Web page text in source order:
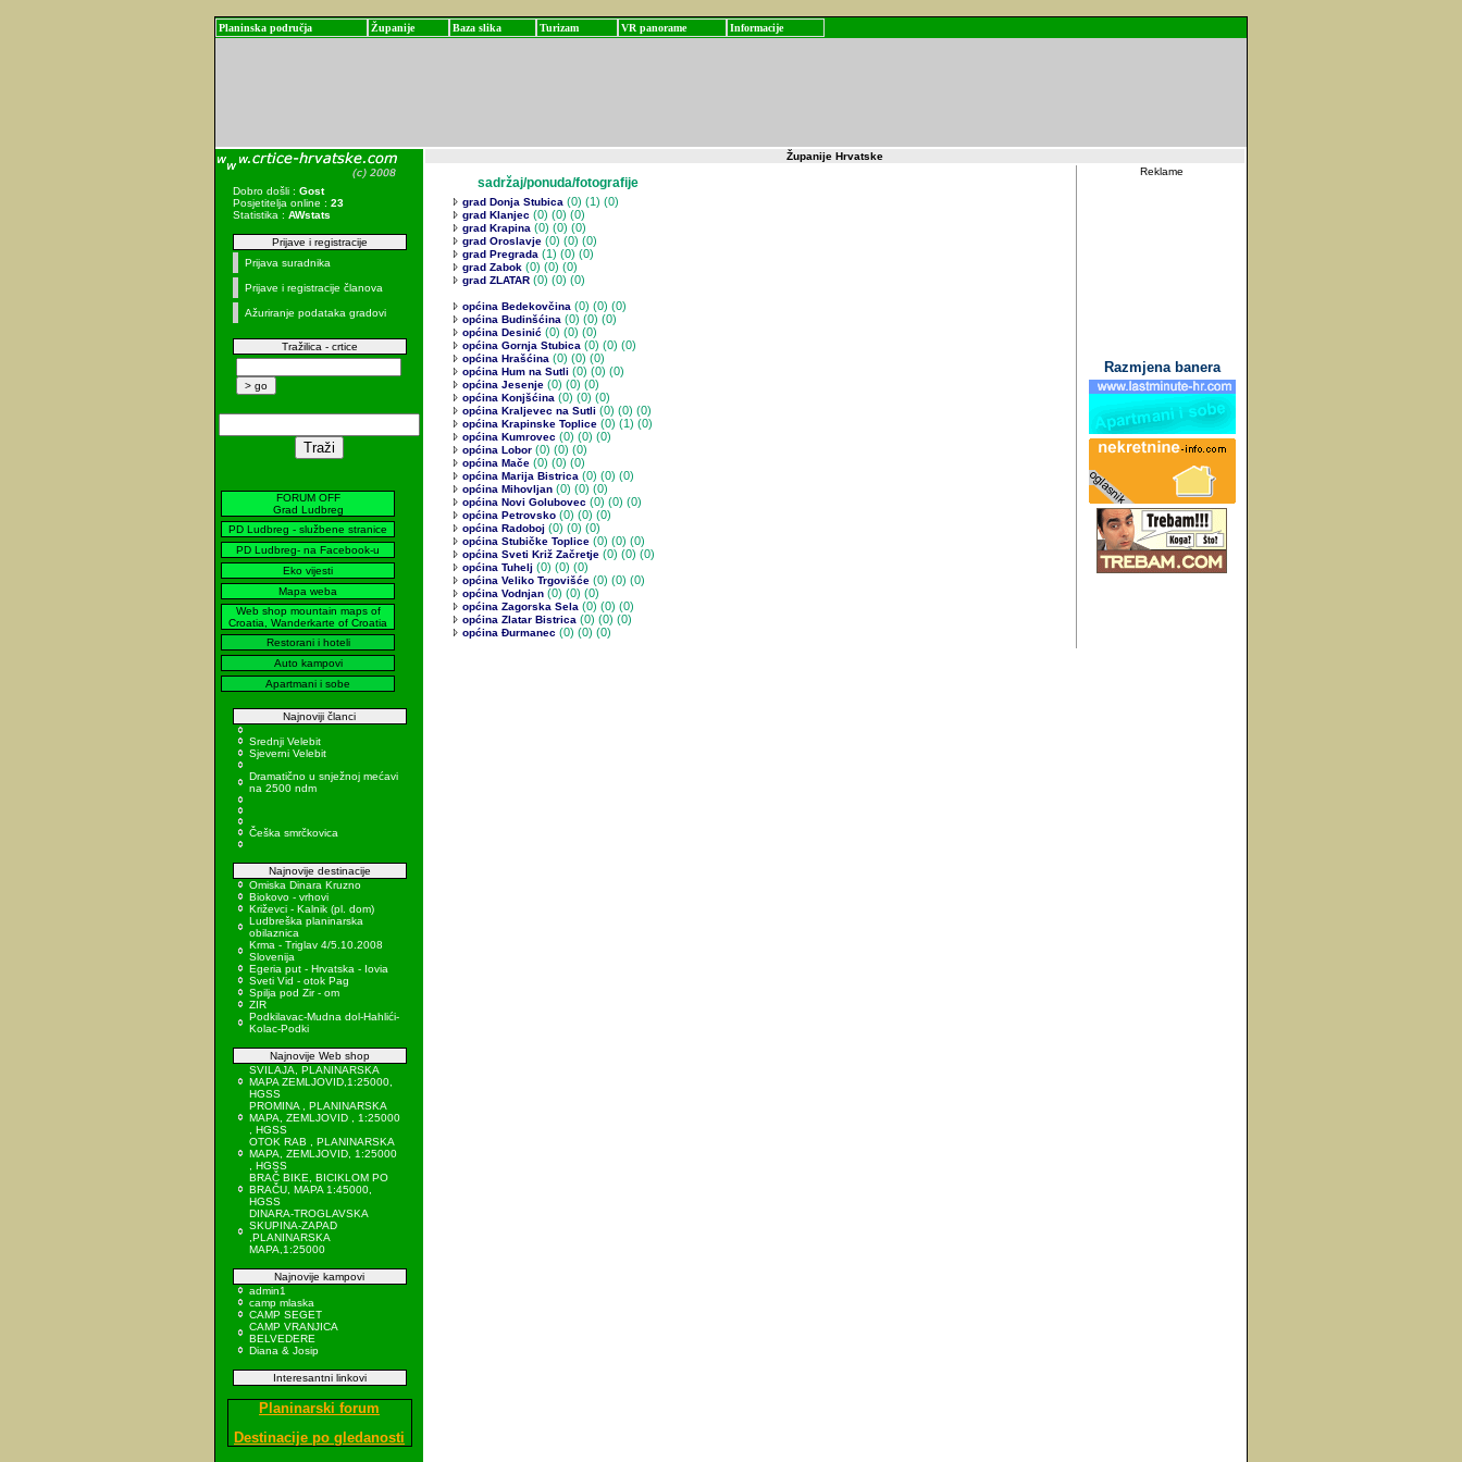
Planinska područja Županije Baza slika Turizam VR panorame Informacije
Dobro došli : Gost
Posjetitelja online : 23
Statistika : AWstats
Prijave i registracije
Prijava suradnika
Prijave i registracije članova
Ažuriranje podataka gradovi
Tražilica - crtice
FORUM OFF
Grad Ludbreg
PD Ludbreg - službene stranice
PD Ludbreg- na Facebook-u
Eko vijesti
Mapa weba
Web shop mountain maps of
Croatia, Wanderkarte of Croatia
Restorani i hoteli
Auto kampovi
Apartmani i sobe
Najnoviji članci
Srednji Velebit
Sjeverni Velebit
Dramatično u snježnoj mećavi
na 2500 ndm
Češka smrčkovica
Najnovije destinacije
Omiska Dinara Kruzno
Biokovo - vrhovi
Križevci - Kalnik (pl. dom)
Ludbreška planinarska
obilaznica
Krma - Triglav 4/5.10.2008
Slovenija
Egeria put - Hrvatska - Iovia
Sveti Vid - otok Pag
Spilja pod Zir - om
ZIR
Podkilavac-Mudna dol-Hahlići-
Kolac-Podki
Najnovije Web shop
SVILAJA, PLANINARSKA
MAPA ZEMLJOVID,1:25000,
HGSS
PROMINA , PLANINARSKA
MAPA, ZEMLJOVID , 1:25000
, HGSS
OTOK RAB , PLANINARSKA
MAPA, ZEMLJOVID, 1:25000
, HGSS
BRAČ BIKE, BICIKLOM PO
BRAČU, MAPA 1:45000,
HGSS
DINARA-TROGLAVSKA
SKUPINA-ZAPAD
,PLANINARSKA
MAPA,1:25000
Najnovije kampovi
admin1
camp mlaska
CAMP SEGET
CAMP VRANJICA
BELVEDERE
Diana & Josip
Interesantni linkovi
Planinarski forum
Destinacije po gledanosti
Županije Hrvatske
sadržaj/ponuda/fotografije
grad Donja Stubica (0) (1) (0)
grad Klanjec (0) (0) (0)
grad Krapina (0) (0) (0)
grad Oroslavje (0) (0) (0)
grad Pregrada (1) (0) (0)
grad Zabok (0) (0) (0)
grad ZLATAR (0) (0) (0)
općina Bedekovčina (0) (0) (0)
općina Budinšćina (0) (0) (0)
općina Desinić (0) (0) (0)
općina Gornja Stubica (0) (0) (0)
općina Hrašćina (0) (0) (0)
općina Hum na Sutli (0) (0) (0)
općina Jesenje (0) (0) (0)
općina Konjšćina (0) (0) (0)
općina Kraljevec na Sutli (0) (0) (0)
općina Krapinske Toplice (0) (1) (0)
općina Kumrovec (0) (0) (0)
općina Lobor (0) (0) (0)
općina Mače (0) (0) (0)
općina Marija Bistrica (0) (0) (0)
općina Mihovljan (0) (0) (0)
općina Novi Golubovec (0) (0) (0)
općina Petrovsko (0) (0) (0)
općina Radoboj (0) (0) (0)
općina Stubičke Toplice (0) (0) (0)
općina Sveti Križ Začretje (0) (0) (0)
općina Tuhelj (0) (0) (0)
općina Veliko Trgovišće (0) (0) (0)
općina Vodnjan (0) (0) (0)
općina Zagorska Sela (0) (0) (0)
općina Zlatar Bistrica (0) (0) (0)
općina Đurmanec (0) (0) (0)
Reklame
Razmjena banera